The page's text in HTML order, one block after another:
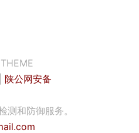
THEME
陕公网安备
测和防御服务。